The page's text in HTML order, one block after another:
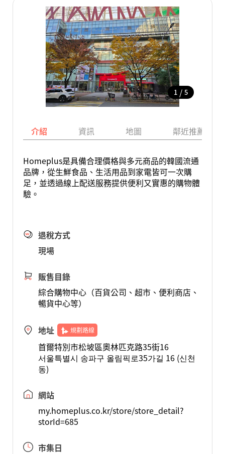
1 / 5
介紹 資訊 地圖 鄰近推薦景點
Homeplus是具備合理價格與多元商品的韓國流通
品牌，從生鮮食品、生活用品到家電皆可一次購
足，並透過線上配送服務提供便利又實惠的購物體
驗。
退稅方式
現場
販售目錄
綜合購物中心（百貨公司、超市、便利商店、
暢貨中心等）
地址 規劃路線
首爾特別市松坡區奧林匹克路35街16
서울특별시 송파구 올림픽로35가길 16 (신천
동)
網站
my.homeplus.co.kr/store/store_detail?
storId=685
市集日